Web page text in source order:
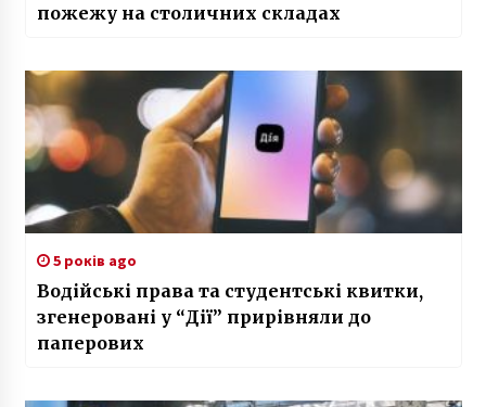
пожежу на столичних складах
5 років ago
Водійські права та студентські квитки,
згенеровані у “Дії” прирівняли до
паперових